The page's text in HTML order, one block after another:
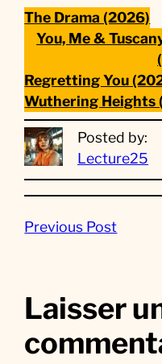
The Drama (2026)
You, Me &
Regretting You
Wuthering Heights
Posted by:
Lecture25
Previous Post
Laisser